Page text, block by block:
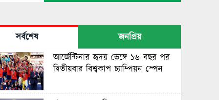
সর্বশেষ
জনপ্রিয়
আর্জেন্টিনার হৃদয় ভেঙ্গে ১৬ বছর পর
দ্বিতীয়বার বিশ্বকাপ চ্যাম্পিয়ন স্পেন